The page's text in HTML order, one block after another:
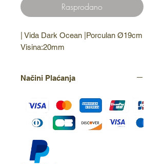
Rasprodano
| Vida Dark Ocean |Porculan Ø19cm
Visina:20mm
Načini Plaćanja